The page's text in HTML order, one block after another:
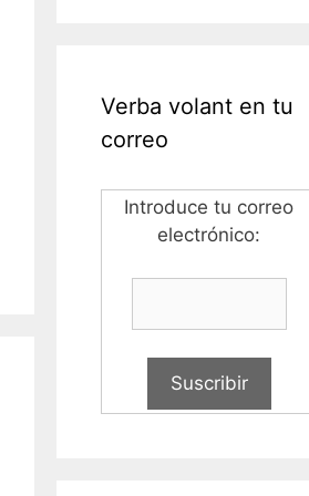
Verba volant en tu
correo
Introduce tu correo
electrónico: